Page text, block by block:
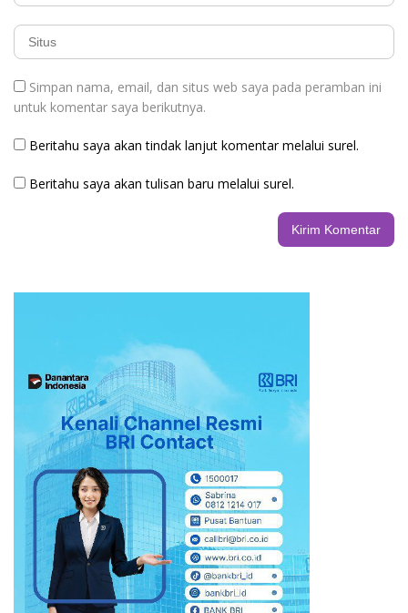
Simpan nama, email, dan situs web saya pada peramban ini
untuk komentar saya berikutnya.
Beritahu saya akan tindak lanjut komentar melalui surel.
Beritahu saya akan tulisan baru melalui surel.